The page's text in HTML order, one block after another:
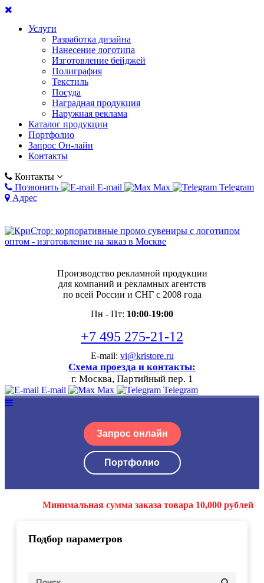
Услуги
Разработка дизайна
Нанесение логотипа
Изготовление бейджей
Полиграфия
Текстиль
Посуда
Наградная продукция
Наружная реклама
Каталог продукции
Портфолио
Запрос Он-лайн
Контакты
Контакты
Позвонить
E-mail Max
Telegram
Адрес
Производство рекламной продукции
для компаний и рекламных агентств
по всей России и СНГ с 2008 года
Пн - Пт: 10:00-19:00
+7 495 275-21-12
E-mail: vi@kristore.ru
Схема проезда и контакты:
г. Москва, Партийный пер. 1
E-mail Max Telegram
Запрос онлайн
Портфолио
Минимальная сумма заказа товара 10,000 рублей
Подбор параметров